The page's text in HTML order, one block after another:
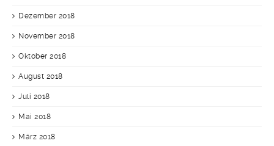
Dezember 2018
November 2018
Oktober 2018
August 2018
Juli 2018
Mai 2018
März 2018